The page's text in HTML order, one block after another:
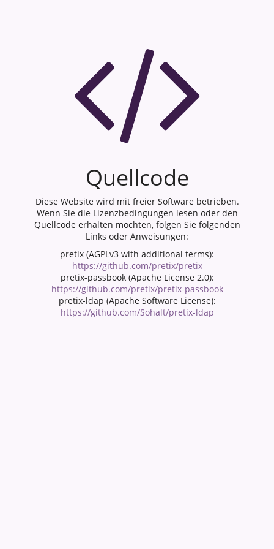
Quellcode
Diese Website wird mit freier Software betrieben.
Wenn Sie die Lizenzbedingungen lesen oder den
Quellcode erhalten möchten, folgen Sie folgenden
Links oder Anweisungen:
pretix (AGPLv3 with additional terms):
https://github.com/pretix/pretix
pretix-passbook (Apache License 2.0):
https://github.com/pretix/pretix-passbook
pretix-ldap (Apache Software License):
https://github.com/Sohalt/pretix-ldap